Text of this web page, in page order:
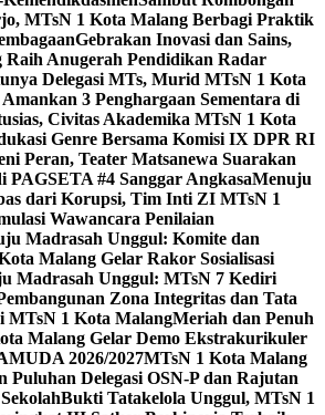
MTsN 1 Kota Malang Berbagi Praktik
Gebrakan Inovasi dan Sains,
Raih Anugerah Pendidikan Radar
Delegasi MTs, Murid MTsN 1 Kota
3 Penghargaan Sementara di
Civitas Akademika MTsN 1 Kota
Genre Bersama Komisi IX DPR RI
Peran, Teater Matsanewa Suarakan
PAGSETA #4 Sanggar AngkasaMenuju
dari Korupsi, Tim Inti ZI MTsN 1
Wawancara Penilaian
Madrasah Unggul: Komite dan
Malang Gelar Rakor Sosialisasi
Madrasah Unggul: MTsN 7 Kediri
Zona Integritas dan Tata
MTsN 1 Kota MalangMeriah dan Penuh
Malang Gelar Demo Ekstrakurikuler
2026/2027MTsN 1 Kota Malang
Puluhan Delegasi OSN-P dan Rajutan
Bukti Tatakelola Unggul, MTsN 1